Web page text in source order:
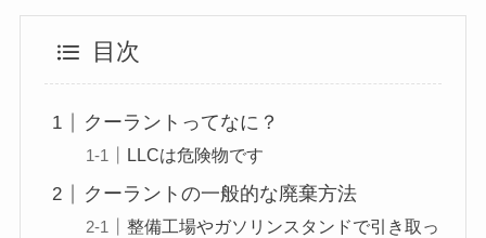
目次
クーラントってなに？
LLCは危険物です
クーラントの一般的な廃棄方法
整備工場やガソリンスタンドで引き取っ